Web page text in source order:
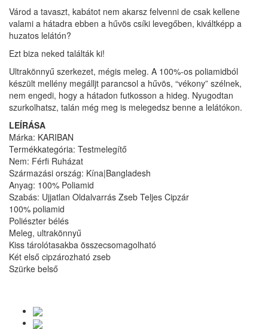
Várod a tavaszt, kabátot nem akarsz felvenni de csak kellene
valami a hátadra ebben a hűvös csíki levegőben, kiváltképp a
huzatos lelátón?
Ezt biza neked találták ki!
Ultrakönnyű szerkezet, mégis meleg. A 100%-os poliamidból
készült mellény megálljt parancsol a hűvös, “vékony” szélnek,
nem engedi, hogy a hátadon futkosson a hideg. Nyugodtan
szurkolhatsz, talán még meg is melegedsz benne a lelátókon.
LEÍRÁSA
Márka: KARIBAN
Termékkategória: Testmelegítő
Nem: Férfi Ruházat
Származási ország: Kína|Bangladesh
Anyag: 100% Poliamid
Szabás: Ujjatlan Oldalvarrás Zseb Teljes Cipzár
100% poliamid
Poliészter bélés
Meleg, ultrakönnyű
Kiss tárolótasakba összecsomagolható
Két első cipzározható zseb
Szürke belső